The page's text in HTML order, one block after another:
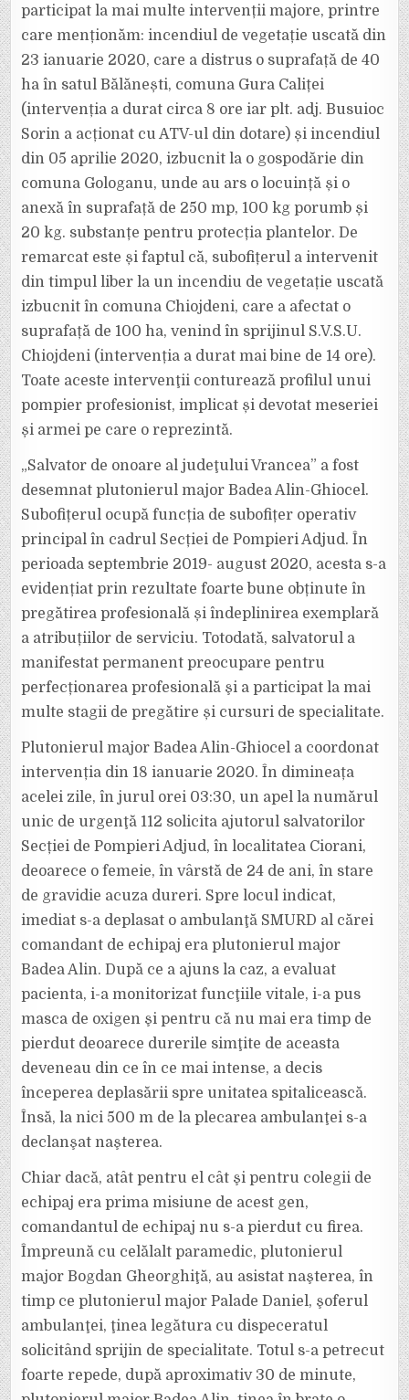
participat la mai multe intervenții majore, printre
care menționăm: incendiul de vegetație uscată din
23 ianuarie 2020, care a distrus o suprafață de 40
ha în satul Bălănești, comuna Gura Caliței
(intervenția a durat circa 8 ore iar plt. adj. Busuioc
Sorin a acționat cu ATV-ul din dotare) și incendiul
din 05 aprilie 2020, izbucnit la o gospodărie din
comuna Gologanu, unde au ars o locuință și o
anexă în suprafață de 250 mp, 100 kg porumb și
20 kg. substanțe pentru protecția plantelor. De
remarcat este și faptul că, subofițerul a intervenit
din timpul liber la un incendiu de vegetație uscată
izbucnit în comuna Chiojdeni, care a afectat o
suprafață de 100 ha, venind în sprijinul S.V.S.U.
Chiojdeni (intervenția a durat mai bine de 14 ore).
Toate aceste intervenţii conturează profilul unui
pompier profesionist, implicat și devotat meseriei
și armei pe care o reprezintă.
„Salvator de onoare al judeţului Vrancea” a fost
desemnat plutonierul major Badea Alin-Ghiocel.
Subofițerul ocupă funcția de subofițer operativ
principal în cadrul Secției de Pompieri Adjud. În
perioada septembrie 2019- august 2020, acesta s-a
evidențiat prin rezultate foarte bune obținute în
pregătirea profesională și îndeplinirea exemplară
a atribuțiilor de serviciu. Totodată, salvatorul a
manifestat permanent preocupare pentru
perfecționarea profesională şi a participat la mai
multe stagii de pregătire și cursuri de specialitate.
Plutonierul major Badea Alin-Ghiocel a coordonat
intervenția din 18 ianuarie 2020. În dimineața
acelei zile, în jurul orei 03:30, un apel la numărul
unic de urgenţă 112 solicita ajutorul salvatorilor
Secției de Pompieri Adjud, în localitatea Ciorani,
deoarece o femeie, în vârstă de 24 de ani, în stare
de gravidie acuza dureri. Spre locul indicat,
imediat s-a deplasat o ambulanţă SMURD al cărei
comandant de echipaj era plutonierul major
Badea Alin. După ce a ajuns la caz, a evaluat
pacienta, i-a monitorizat funcţiile vitale, i-a pus
masca de oxigen şi pentru că nu mai era timp de
pierdut deoarece durerile simţite de aceasta
deveneau din ce în ce mai intense, a decis
începerea deplasării spre unitatea spitalicească.
Însă, la nici 500 m de la plecarea ambulanţei s-a
declanşat naşterea.
Chiar dacă, atât pentru el cât şi pentru colegii de
echipaj era prima misiune de acest gen,
comandantul de echipaj nu s-a pierdut cu firea.
Împreună cu celălalt paramedic, plutonierul
major Bogdan Gheorghiţă, au asistat naşterea, în
timp ce plutonierul major Palade Daniel, şoferul
ambulanţei, ţinea legătura cu dispeceratul
solicitând sprijin de specialitate. Totul s-a petrecut
foarte repede, după aproximativ 30 de minute,